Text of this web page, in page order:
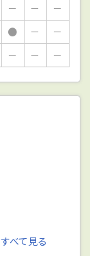
－ －
－
● －
－
－ － －
すべて見る